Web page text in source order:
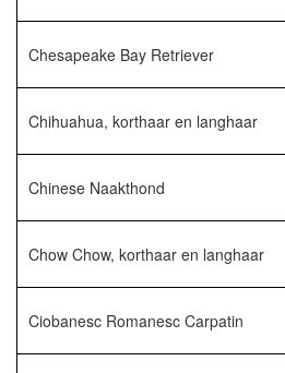
Chesapeake Bay Retriever
Chihuahua, korthaar en langhaar
Chinese Naakthond
Chow Chow, korthaar en langhaar
Ciobanesc Romanesc Carpatin